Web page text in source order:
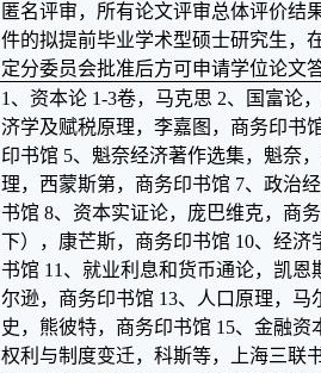
匿名评审，所有论文评审总体评价结
件的拟提前毕业学术型硕士研究生，
定分委员会批准后方可申请学位论文答
1、资本论 1-3卷，马克思 2、国富论
济学及赋税原理，李嘉图，商务印书
印书馆 5、魁奈经济著作选集，魁奈
理，西蒙斯第，商务印书馆 7、政治
书馆 8、资本实证论，庞巴维克，商
下），康芒斯，商务印书馆 10、经
书馆 11、就业利息和货币通论，凯
尔逊，商务印书馆 13、人口原理，
史，熊彼特，商务印书馆 15、金融
权利与制度变迁，科斯等，上海三联